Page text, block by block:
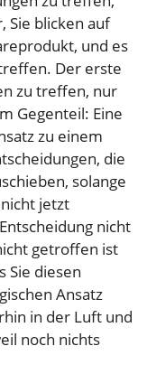
Sie blicken auf
und es
Der erste
zu treffen, nur
Gegenteil: Eine
zu einem
die
solange
jetzt
nicht
getroffen ist
Sie diesen
Ansatz
in der Luft und
noch nichts